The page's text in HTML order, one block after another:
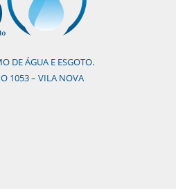
DE ÁGUA E ESGOTO.
1053 – VILA NOVA